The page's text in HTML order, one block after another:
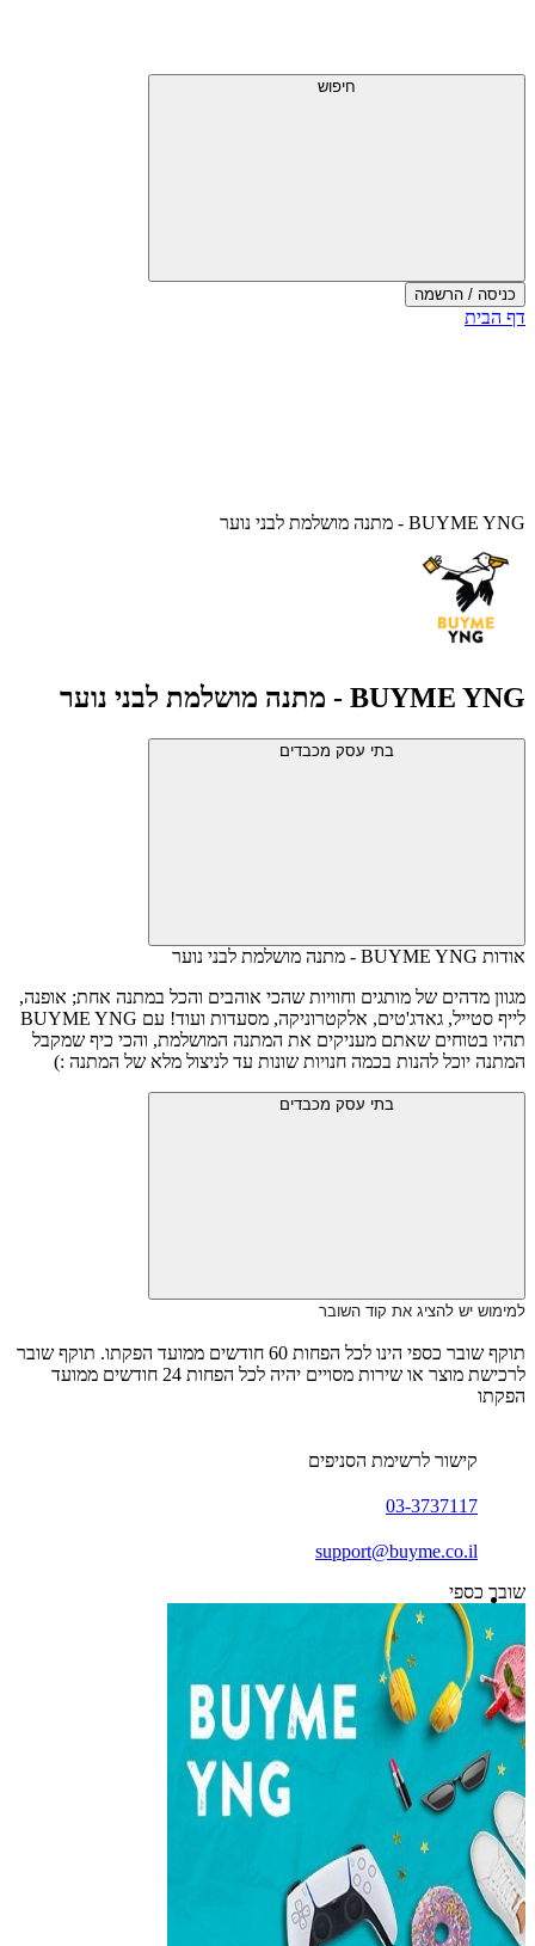
עליון
חיפוש
כניסה / הרשמה
סוף
דף הבית
BUYME YNG - מתנה מושלמת לבני נוער
BUYME YNG - מתנה מושלמת לבני נוער
בתי עסק מכבדים
אודות BUYME YNG - מתנה מושלמת לבני נוער
מגוון מדהים של מותגים וחוויות שהכי אוהבים והכל במתנה אחת; אופנה,
לייף סטייל, גאדג'טים, אלקטרוניקה, מסעדות ועוד! עם BUYME YNG
תהיו בטוחים שאתם מעניקים את המתנה המושלמת, והכי כיף שמקבל
המתנה יוכל להנות בכמה חנויות שונות עד לניצול מלא של המתנה :)
בתי עסק מכבדים
למימוש יש להציג את קוד השובר
תוקף שובר כספי הינו לכל הפחות 60 חודשים ממועד הפקתו. תוקף שובר
לרכישת מוצר או שירות מסויים יהיה לכל הפחות 24 חודשים ממועד
הפקתו
קישור לרשימת הסניפים
03-3737117
support@buyme.co.il
שובר כספי